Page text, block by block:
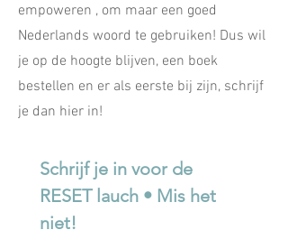
empoweren , om maar een goed
Nederlands woord te gebruiken! Dus wil
je op de hoogte blijven, een boek
bestellen en er als eerste bij zijn, schrijf
je dan hier in!
Schrijf je in voor de
RESET lauch • Mis het
niet!